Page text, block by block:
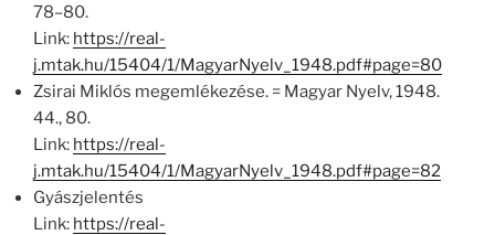
78–80.
Link: https://real-
j.mtak.hu/15404/1/MagyarNyelv_1948.pdf#page=80
Zsirai Miklós megemlékezése. = Magyar Nyelv, 1948.
44., 80.
Link: https://real-
j.mtak.hu/15404/1/MagyarNyelv_1948.pdf#page=82
Gyászjelentés
Link: https://real-